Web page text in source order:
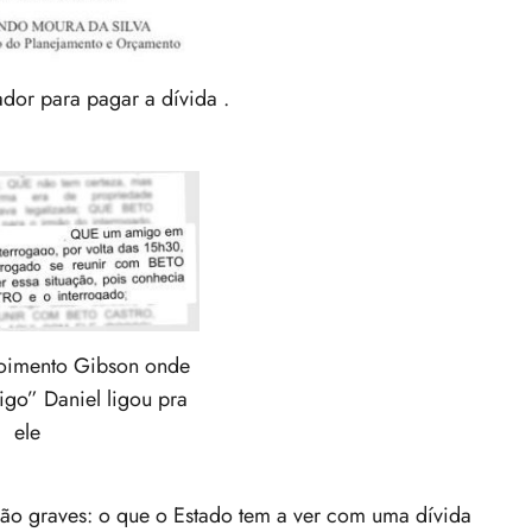
para pagar a dívida .
Gibson onde
Daniel ligou pra
ele
graves: o que o Estado tem a ver com uma dívida